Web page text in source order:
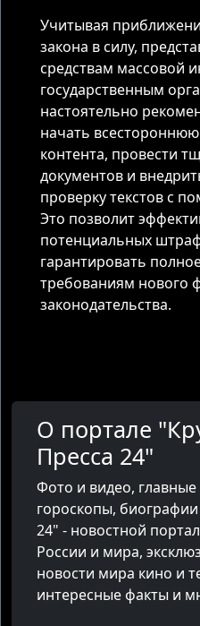
Учитывая
закона в силу,
средствам массовой
государственным
настоятельно
начать
контента, провести
документов и
проверку текстов с
Это позволит
потенциальных
гарантировать
требованиям нового
законодательства.
О портале
Пресса 24"
Фото и видео, главные
гороскопы,
24" - новостной
России и мира,
новости мира кино и
интересные факты и